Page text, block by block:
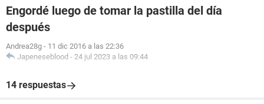
Engordé luego de tomar la pastilla del día
después
Andrea28g - 11 dic 2016 a las 22:36
Japeneseblood - 24 jul 2023 a las 09:44
14 respuestas